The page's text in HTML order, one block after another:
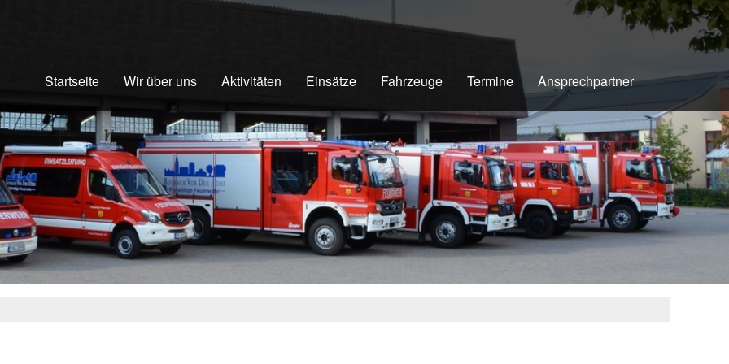
Startseite Wir über uns Aktivitäten Einsätze Fahrzeuge Termine Ansprechpartner